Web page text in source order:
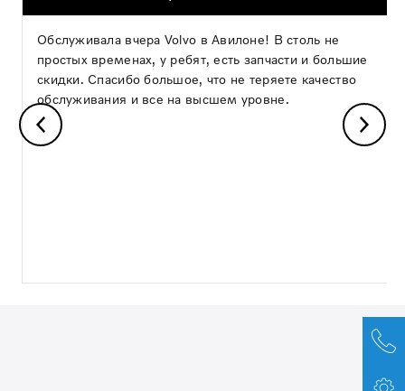
Обслуживала вчера Volvo в Авилоне! В столь не
простых временах, у ребят, есть запчасти и большие
скидки. Спасибо большое, что не теряете качество
обслуживания и все на высшем уровне.